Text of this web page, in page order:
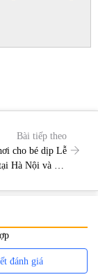
Bài tiếp theo
cho bé dịp Lễ
Hà Nội và Sài
đánh giá